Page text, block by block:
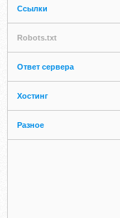
Ссылки
Robots.txt
Ответ сервера
Хостинг
Разное